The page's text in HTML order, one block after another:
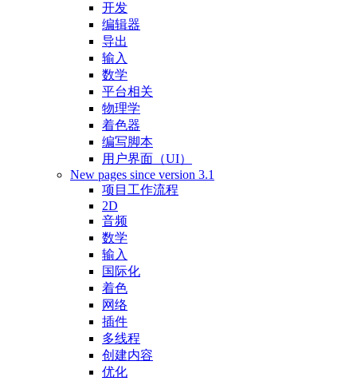
开发
编辑器
导出
输入
数学
平台相关
物理学
着色器
编写脚本
用户界面（UI）
New pages since version 3.1
项目工作流程
2D
音频
数学
输入
国际化
着色
网络
插件
多线程
创建内容
优化